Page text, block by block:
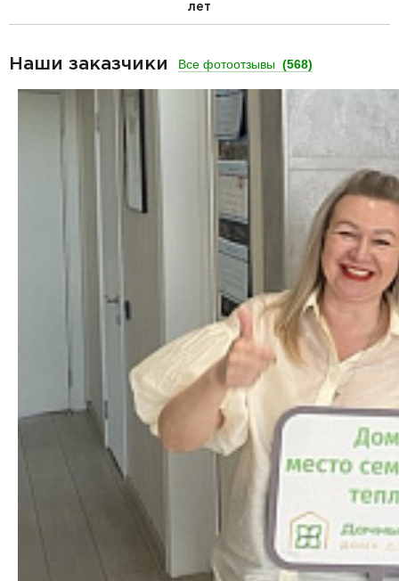
лет
Наши заказчики Все фотоотзывы (568)